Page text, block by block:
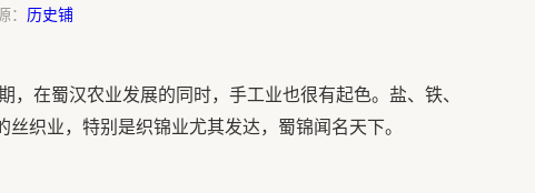
： 历史铺
，在蜀汉农业发展的同时，手工业也很有起色。盐、铁、
织业，特别是织锦业尤其发达，蜀锦闻名天下。